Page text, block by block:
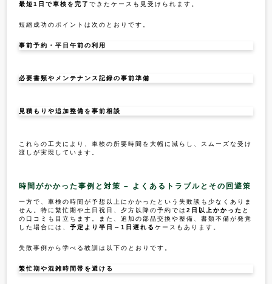
最短1日で車検を完了できたケースも見受けられます。
短縮成功のポイントは次のとおりです。
事前予約・平日午前の利用
必要書類やメンテナンス記録の事前準備
見積もりや追加整備を事前相談
これらの工夫により、車検の所要時間を大幅に減らし、スムーズな受け
渡しが実現しています。
時間がかかった事例と対策 – よくあるトラブルとその回避策
一方で、車検の時間が予想以上にかかったという失敗談も少なくありま
せん。特に繁忙期や土日祝日、夕方以降の予約では2日以上かかった と
の口コミも目立ちます。また、追加の部品交換や整備、書類不備が発覚
した場合には、予定より半日～1日遅れるケースもあります。
失敗事例から学べる教訓は以下のとおりです。
繁忙期や混雑時間帯を避ける